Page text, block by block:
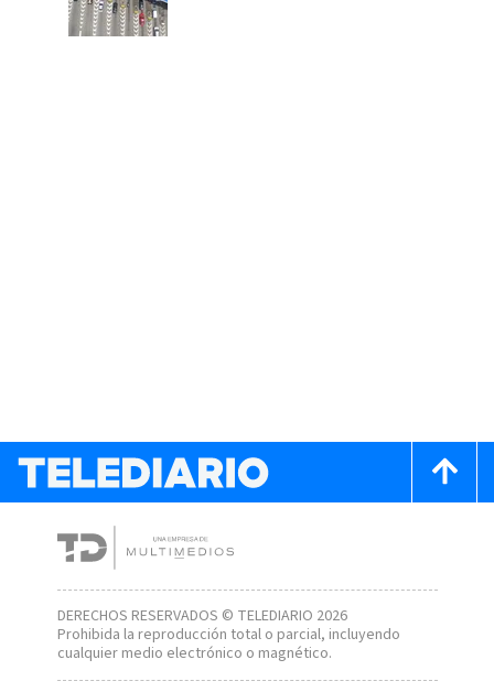
DERECHOS RESERVADOS © TELEDIARIO 2026
Prohibida la reproducción total o parcial, incluyendo
cualquier medio electrónico o magnético.